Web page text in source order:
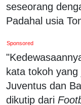
seseorang
Padahal usia
Sponsored
kata tokoh
Juventus dan
dikutip dari